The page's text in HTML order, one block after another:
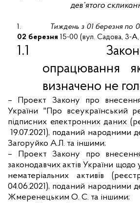
дев’ятого
1. Тиждень з 01 березня по
02 березня 15-00 (вул. Садова, 3-А,
1.1
опрацювання
визначено не
–
Проект Закону про
України "Про всеукраїнський
підписних електронних даних
19.07.2021 ), поданий народними
Загоруйко А.Л. та іншими;
–
Проект Закону про
законодавчих актів України щодо
нематеріальних активів
04.06.2021), поданий народними
Жмеренецьким О. С. та іншими;